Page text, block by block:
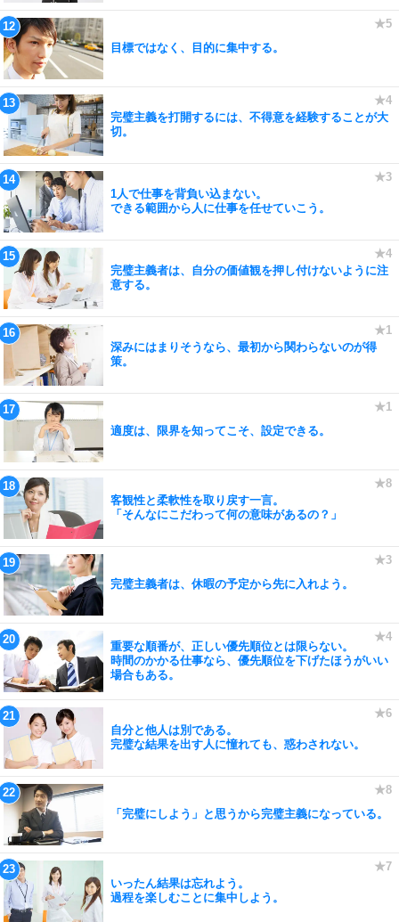
目標ではなく、目的に集中する。
完璧主義を打開するには、不得意を経験することが大
切。
1人で仕事を背負い込まない。
できる範囲から人に仕事を任せていこう。
完璧主義者は、自分の価値観を押し付けないように注
意する。
深みにはまりそうなら、最初から関わらないのが得
策。
適度は、限界を知ってこそ、設定できる。
客観性と柔軟性を取り戻す一言。
「そんなにこだわって何の意味があるの？」
完璧主義者は、休暇の予定から先に入れよう。
重要な順番が、正しい優先順位とは限らない。
時間のかかる仕事なら、優先順位を下げたほうがいい
場合もある。
自分と他人は別である。
完璧な結果を出す人に憧れても、惑わされない。
「完璧にしよう」と思うから完璧主義になっている。
いったん結果は忘れよう。
過程を楽しむことに集中しよう。